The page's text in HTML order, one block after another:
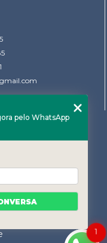
1
pelo WhatsApp